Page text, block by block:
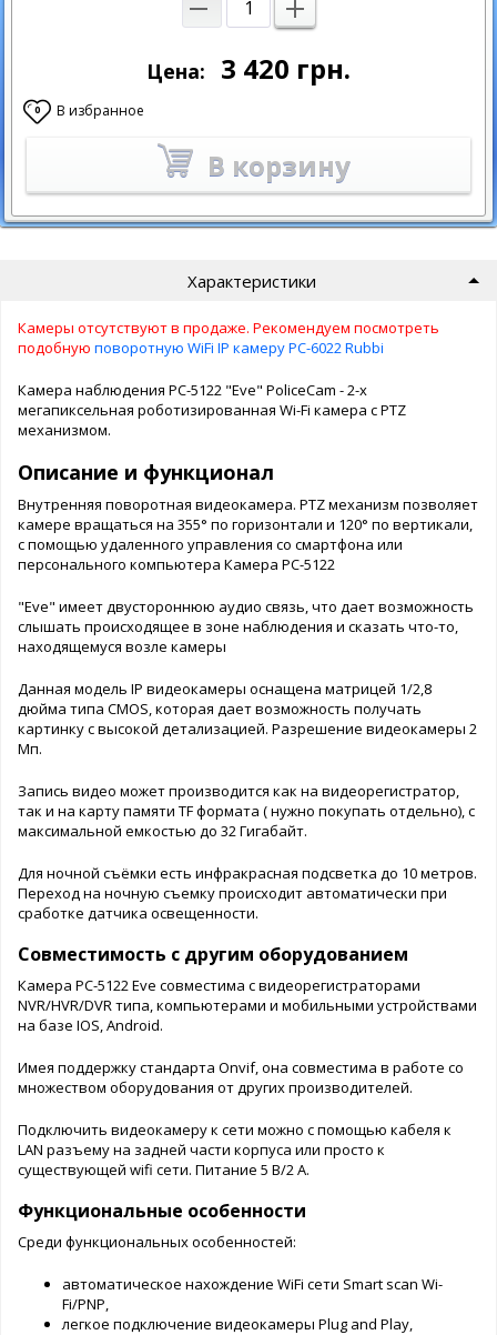
Цена: 3 420 грн.
0 В избранное
В корзину
Характеристики
Камеры отсутствуют в продаже. Рекомендуем посмотреть
подобную поворотную WiFi IP камеру PC-6022 Rubbi
Камера наблюдения PC-5122 "Eve" PoliceCam - 2-х
мегапиксельная роботизированная Wi-Fi камера с PTZ
механизмом.
Описание и функционал
Внутренняя поворотная видеокамера. PTZ механизм позволяет
камере вращаться на 355° по горизонтали и 120° по вертикали,
с помощью удаленного управления со смартфона или
персонального компьютера Камера PC-5122
"Eve" имеет двустороннюю аудио связь, что дает возможность
слышать происходящее в зоне наблюдения и сказать что-то,
находящемуся возле камеры
Данная модель IP видеокамеры оснащена матрицей 1/2,8
дюйма типа CMOS, которая дает возможность получать
картинку с высокой детализацией. Разрешение видеокамеры 2
Мп.
Запись видео может производится как на видеорегистратор,
так и на карту памяти TF формата ( нужно покупать отдельно), с
максимальной емкостью до 32 Гигабайт.
Для ночной съёмки есть инфракрасная подсветка до 10 метров.
Переход на ночную съемку происходит автоматически при
сработке датчика освещенности.
Совместимость с другим оборудованием
Камера PC-5122 Eve совместима с видеорегистраторами
NVR/HVR/DVR типа, компьютерами и мобильными устройствами
на базе IOS, Android.
Имея поддержку стандарта Onvif, она совместима в работе со
множеством оборудования от других производителей.
Подключить видеокамеру к сети можно с помощью кабеля к
LAN разъему на задней части корпуса или просто к
существующей wifi сети. Питание 5 В/2 А.
Функциональные особенности
Среди функциональных особенностей:
автоматическое нахождение WiFi сети Smart scan Wi-
Fi/PNP,
легкое подключение видеокамеры Plug and Play,